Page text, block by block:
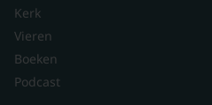
Kerk
Vieren
Boeken
Podcast